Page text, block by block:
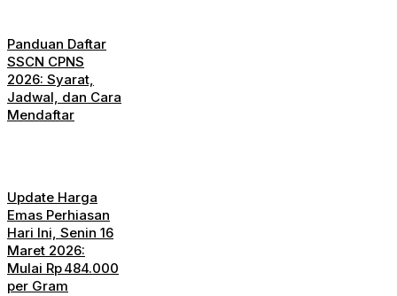
Panduan Daftar
SSCN CPNS
2026: Syarat,
Jadwal, dan Cara
Mendaftar
Update Harga
Emas Perhiasan
Hari Ini, Senin 16
Maret 2026:
Mulai Rp 484.000
per Gram